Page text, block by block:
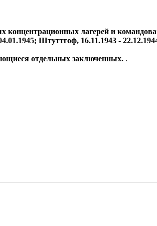
лагерей и
Штуттгоф, 16.11.1943 -
отдельных заключенных. .